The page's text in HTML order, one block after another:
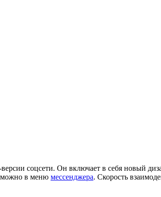
соцсети. Он включает в себя новый
можно в меню мессенджера. Скорость